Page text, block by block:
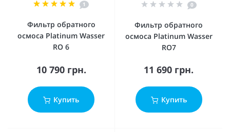
1
Фильтр обратного
осмоса Platinum Wasser
RO 6
10 790 грн.
Купить
0
Фильтр обратного
осмоса Platinum Wasser
RO7
11 690 грн.
Купить